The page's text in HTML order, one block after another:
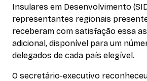
Insulares em Desenvolvimento
representantes regionais
receberam com satisfação essa
adicional, disponível para um
delegados de cada país elegível.
O secretário-executivo